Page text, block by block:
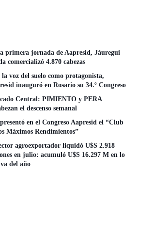
primera jornada de Aapresid, Jáuregui
comercializó 4.870 cabezas
la voz del suelo como protagonista,
inauguró en Rosario su 34.º Congreso
Central: PIMIENTO y PERA
el descenso semanal
en el Congreso Aapresid el “Club
Máximos Rendimientos”
agroexportador liquidó U$S 2.918
en julio: acumuló U$S 16.297 M en lo
del año